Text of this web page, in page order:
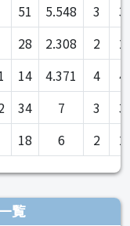
51 5.548 3
3
28 2.308 2
2
14 4.371 4
4
34 7 3
3
18 6 2 2
覧